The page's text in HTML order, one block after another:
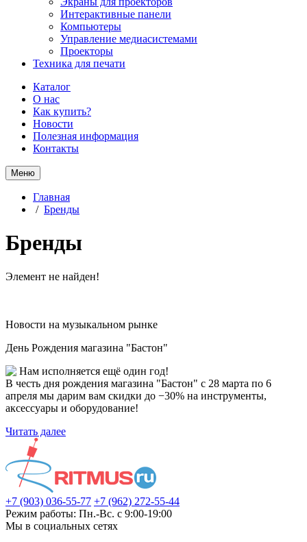
Интерактивные панели
Компьютеры
Управление медиасистемами
Проекторы
Техника для печати
Каталог
О нас
Как купить?
Новости
Полезная информация
Контакты
Меню
Главная
/ Бренды
Бренды
Элемент не найден!
Новости на музыкальном рынке
День Рождения магазина "Бастон"
Нам исполняется ещё один год!
В честь дня рождения магазина "Бастон" с 28 марта по 6
апреля мы дарим вам скидки до −30% на инструменты,
аксессуары и оборудование!
Читать далее
+7 (903) 036-55-77 +7 (962) 272-55-44
Режим работы: Пн.-Вс. с 9:00-19:00
Мы в социальных сетях